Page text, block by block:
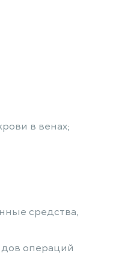
в венах;
средства,
операций